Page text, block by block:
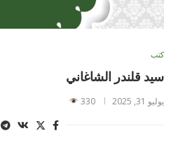
كتب
سيد قلندر الشاغاني
يوليو 31, 2025 330